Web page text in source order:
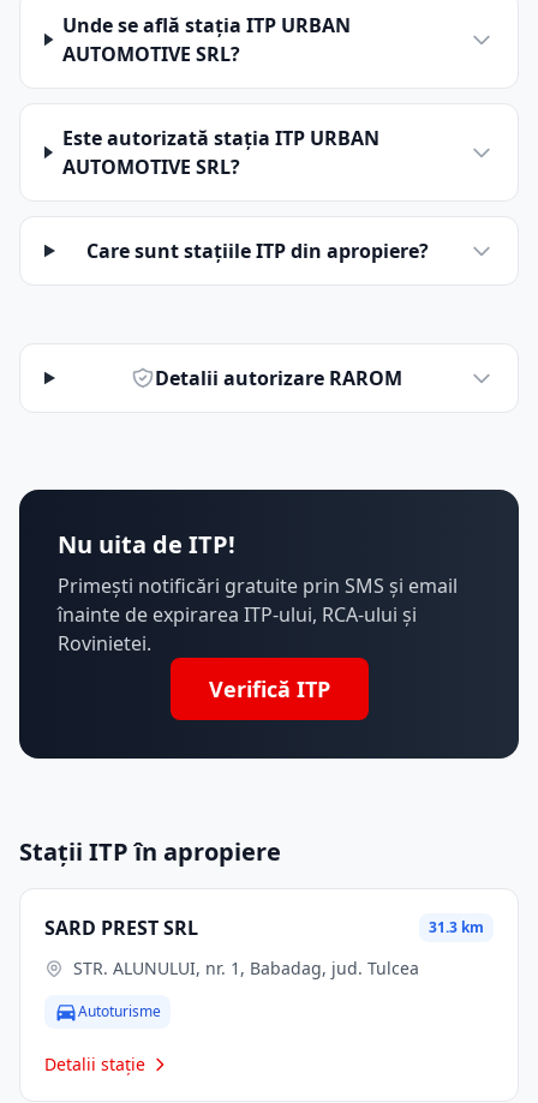
Unde se află stația ITP URBAN
AUTOMOTIVE SRL?
Este autorizată stația ITP URBAN
AUTOMOTIVE SRL?
Care sunt stațiile ITP din apropiere?
Detalii autorizare RAROM
Nu uita de ITP!
Primești notificări gratuite prin SMS și email
înainte de expirarea ITP-ului, RCA-ului și
Rovinietei.
Verifică ITP
Stații ITP în apropiere
SARD PREST SRL 31.3 km
STR. ALUNULUI, nr. 1, Babadag, jud. Tulcea
Autoturisme
Detalii stație